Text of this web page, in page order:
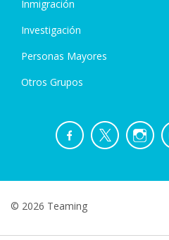
Inmigración
Investigación
Personas Mayores
Otros Grupos
© 2026 Teaming